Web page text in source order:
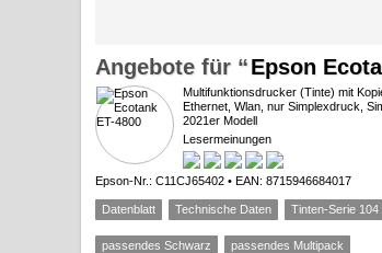
Epson
Multifunktionsdrucker (Tinte) mit
Ethernet, Wlan, nur Simplexdruck,
2021er Modell
Lesermeinungen
Epson-Nr.: C11CJ65402 • EAN: 8715946684017
Datenblatt Technische Daten Tinten-Serie 104
passendes Schwarz
passendes Multipack